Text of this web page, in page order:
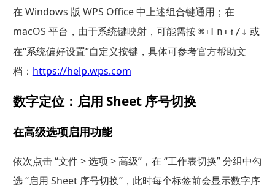
在 Windows 版 WPS Office 中上述组合键通用；在
macOS 平台，由于系统键映射，可能需按 ⌘+Fn+↑/↓ 或
在“系统偏好设置”自定义按键，具体可参考官方帮助文
档： https://help.wps.com
数字定位：启用 Sheet 序号切换
在高级选项启用功能
依次点击 “文件 > 选项 > 高级”，在 “工作表切换” 分组中勾
选 “启用 Sheet 序号切换”，此时每个标签前会显示数字序